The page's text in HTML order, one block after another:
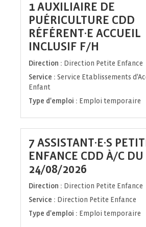
1 AUXILIAIRE DE
PUÉRICULTURE CDD
RÉFÉRENT·E ACCUEIL
INCLUSIF F/H
fenêtre)
Direction : Direction Petite Enfance
Service : Service Etablissements
Enfant
Type d'emploi : Emploi temporaire
7 ASSISTANT·E·S
ENFANCE CDD À/C DU
24/08/2026
fenêtre)
Direction : Direction Petite Enfance
Service : Direction Petite Enfance
Type d'emploi : Emploi temporaire